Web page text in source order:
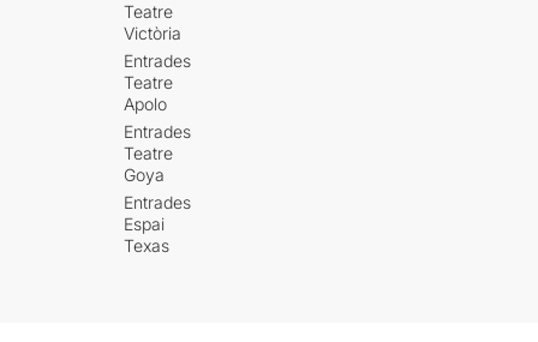
Teatre
Victòria
Entrades
Teatre
Apolo
Entrades
Teatre
Goya
Entrades
Espai
Texas